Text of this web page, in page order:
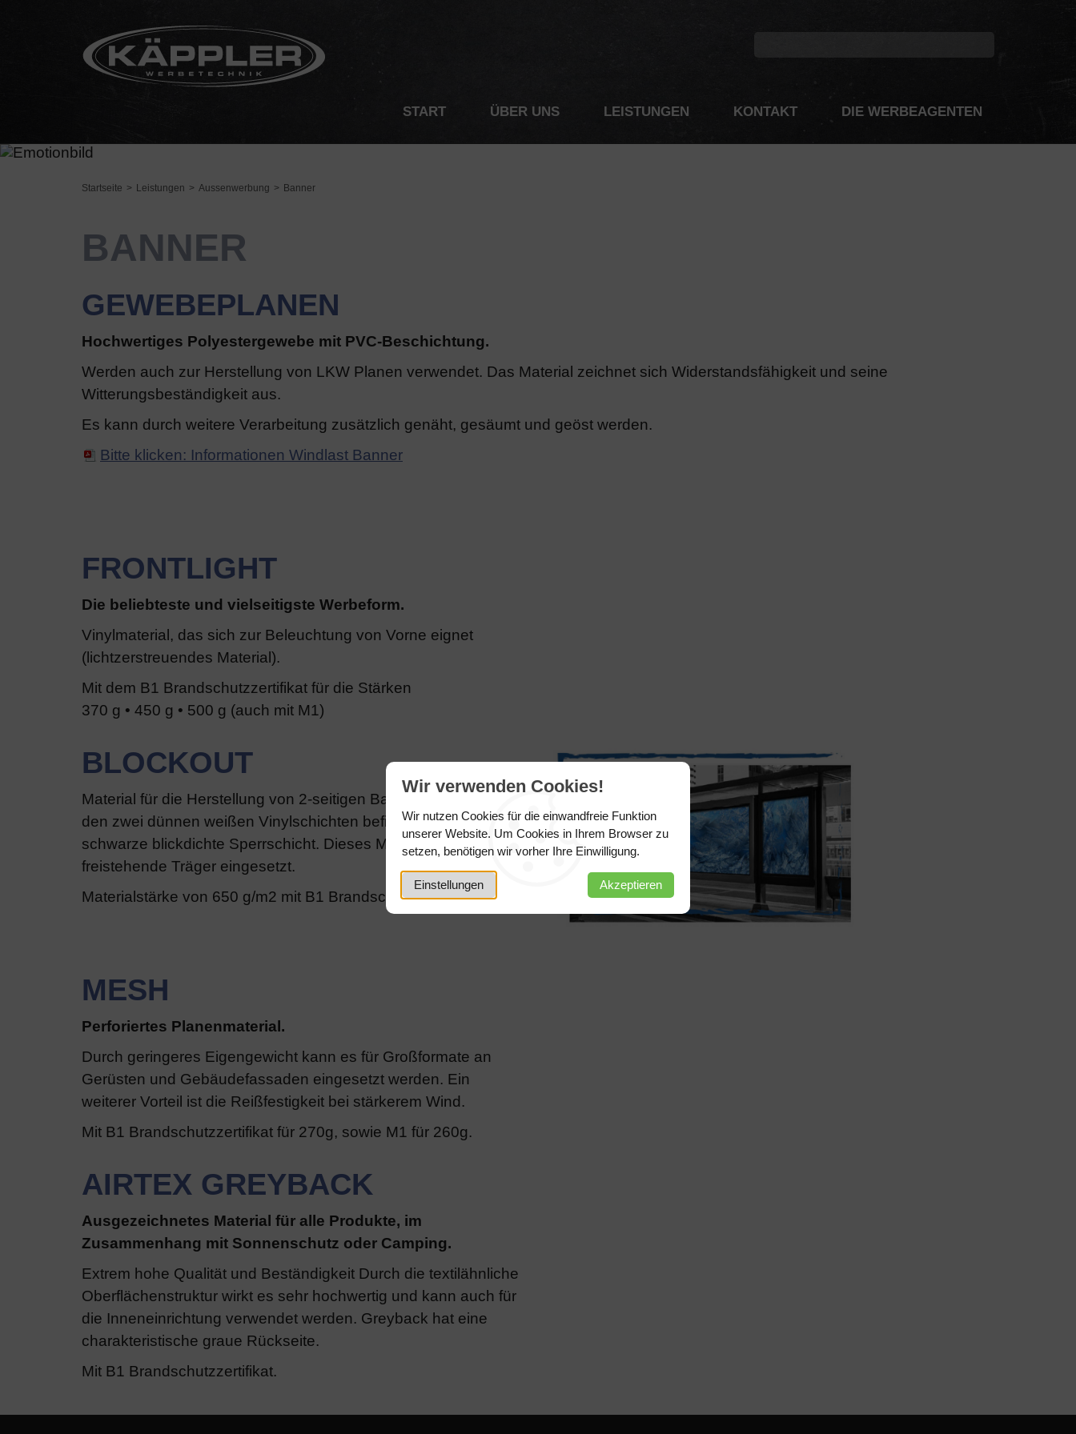
Wir verwenden Cookies!
Wir nutzen Cookies für die einwandfreie Funktion
unserer Website. Um Cookies in Ihrem Browser zu
setzen, benötigen wir vorher Ihre Einwilligung.
Einstellungen Akzeptieren
START ÜBER UNS LEISTUNGEN KONTAKT DIE WERBEAGENTEN
Startseite Leistungen Aussenwerbung Banner
BANNER
GEWEBEPLANEN
Hochwertiges Polyestergewebe mit PVC-Beschichtung.
Werden auch zur Herstellung von LKW Planen verwendet. Das Material zeichnet sich Widerstandsfähigkeit und seine
Witterungsbeständigkeit aus.
Es kann durch weitere Verarbeitung zusätzlich genäht, gesäumt und geöst werden.
Bitte klicken: Informationen Windlast Banner
FRONTLIGHT
Die beliebteste und vielseitigste Werbeform.
Vinylmaterial, das sich zur Beleuchtung von Vorne eignet
(lichtzerstreuendes Material).
Mit dem B1 Brandschutzzertifikat für die Stärken
370 g • 450 g • 500 g (auch mit M1)
BLOCKOUT
Material für die Herstellung von 2-seitigen Bannern. Zwischen
den zwei dünnen weißen Vinylschichten befindet sich eine
schwarze blickdichte Sperrschicht. Dieses Material wird oft für
freistehende Träger eingesetzt.
Materialstärke von 650 g/m2 mit B1 Brandschutzzertifikat.
MESH
Perforiertes Planenmaterial.
Durch geringeres Eigengewicht kann es für Großformate an
Gerüsten und Gebäudefassaden eingesetzt werden. Ein
weiterer Vorteil ist die Reißfestigkeit bei stärkerem Wind.
Mit B1 Brandschutzzertifikat für 270g, sowie M1 für 260g.
AIRTEX GREYBACK
Ausgezeichnetes Material für alle Produkte, im
Zusammenhang mit Sonnenschutz oder Camping.
Extrem hohe Qualität und Beständigkeit Durch die textilähnliche
Oberflächenstruktur wirkt es sehr hochwertig und kann auch für
die Inneneinrichtung verwendet werden. Greyback hat eine
charakteristische graue Rückseite.
Mit B1 Brandschutzzertifikat.